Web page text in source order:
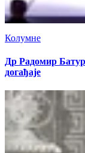
Колумне
Др Радомир
догађаје